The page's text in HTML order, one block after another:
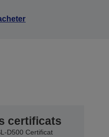
certificats
D500 Certificat